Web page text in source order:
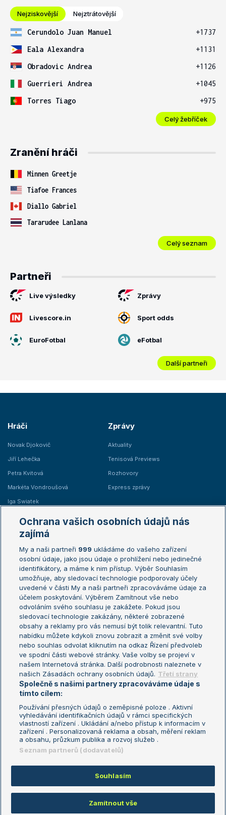
Nejziskovější Nejztrátovější
Cerundolo Juan Manuel
+1737
Eala Alexandra
+1131
Obradovic Andrea
+1126
Guerrieri Andrea
+1045
Torres Tiago
+975
Celý žebříček
Zranění hráči
Minnen Greetje
Tiafoe Frances
Diallo Gabriel
Tararudee Lanlana
Celý seznam
Partneři
Live výsledky Zprávy
Livescore.in Sport odds
EuroFotbal eFotbal
Další partneři
Hráči
Novak Djokovič
Jiří Lehečka
Petra Kvitová
Markéta Vondroušová
Iga Swiatek
Zprávy
Aktuality
Tenisová Previews
Rozhovory
Express zprávy
Žebříčky
Žebříček ATP (muži)
Žebříček WTA (ženy)
Sázkařský žebříček
Australian Open
French Open
Wimbledon
US Open
Turnaj mistrů
Turnaj mistryň
Aktualní trendy
Fotbalové přestupy
Livesport Daily
LS Prague Open
Podmínky užití
Nastavení soukromí
GDPR a žurnalistika
Reklama
Kontakt
Informace o zpracování osobních
údajů
Copyright © 2008-2026 TenisPortal.cz. Využíváme zpravodajství ČTK.
Ochrana vašich osobních údajů nás
zajímá
My a naši partneři 999 ukládáme do vašeho zařízení
osobní údaje, jako jsou údaje o prohlížení nebo jedinečné
identifikátory, a máme k nim přístup. Výběr Souhlasím
umožňuje, aby sledovací technologie podporovaly účely
uvedené v části My a naši partneři zpracováváme údaje za
účelem poskytování. Výběrem Zamítnout vše nebo
odvoláním svého souhlasu je zakážete. Pokud jsou
sledovací technologie zakázány, některé zobrazené
obsahy a reklamy pro vás nemusí být tolik relevantní. Tuto
nabídku můžete kdykoli znovu zobrazit a změnit své volby
nebo souhlas odvolat kliknutím na odkaz Řízení předvoleb
ve spodní části webové stránky. Vaše volby se projeví v
našem Internetová stránka. Další podrobnosti naleznete v
našich Zásadách ochrany osobních údajů. Třetí strany
Společně s našimi partnery zpracováváme údaje s
tímto cílem:
Používání přesných údajů o zeměpisné poloze . Aktivní
vyhledávání identifikačních údajů v rámci specifických
vlastností zařízení . Ukládání a/nebo přístup k informacím v
zařízení . Personalizovaná reklama a obsah, měření reklam
a obsahu, průzkum publika a rozvoj služeb .
Seznam partnerů (dodavatelů)
Souhlasím
Zamítnout vše